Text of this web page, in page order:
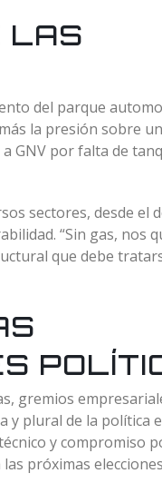
LAS
del parque
la presión sobre
GNV por falta de
sectores, desde el
“Sin gas, nos
que debe
gremios
y plural de la política
y compromiso
próximas